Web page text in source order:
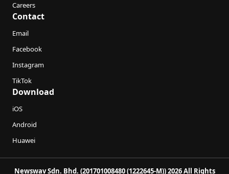
Careers
Contact
Email
Facebook
Instagram
TikTok
Download
iOS
Android
Huawei
Newswav Sdn. Bhd. (201701008480 (1222645-M)) 2026 All Rights